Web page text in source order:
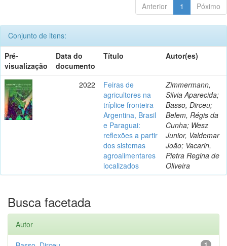
Anterior 1 Póximo
Conjunto de itens:
Pré-
visualização
Data do
documento
Título Autor(es)
2022
Feiras de
agricultores na
tríplice fronteira
Argentina, Brasil
e Paraguai:
reflexões a partir
dos sistemas
agroalimentares
localizados
Zimmermann,
Silvia Aparecida;
Basso, Dirceu;
Belem, Régis da
Cunha; Wesz
Junior, Valdemar
João; Vacarin,
Pietra Regina de
Oliveira
Busca facetada
Autor